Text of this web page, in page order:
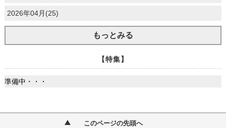
2026年04月(25)
もっとみる
【特集】
準備中・・・
このページの先頭へ